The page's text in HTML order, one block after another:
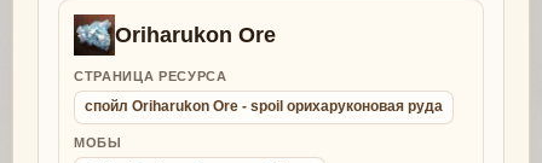
Oriharukon Ore
СТРАНИЦА РЕСУРСА
спойл Oriharukon Ore - spoil орихаруконовая руда
МОБЫ